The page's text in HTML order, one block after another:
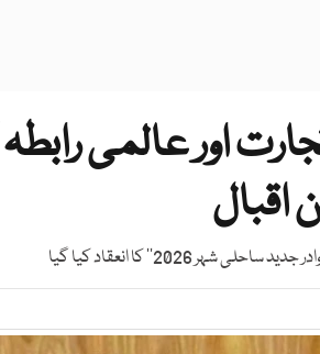
اور عالمی
اقبال
شہر 2026‘‘ کا انعقاد کیا گیا